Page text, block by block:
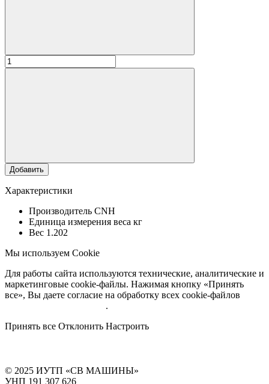
Добавить
Характеристики
Производитель CNH
Единица измерения веса кг
Вес 1.202
Мы используем Cookie
Для работы сайта используются технические, аналитические и
маркетинговые cookie-файлы. Нажимая кнопку «Принять
все», Вы даете согласие на обработку всех cookie-файлов
.
Принять все Отклонить Настроить
© 2025 ИУТП «СВ МАШИНЫ»
УНП 191 307 626